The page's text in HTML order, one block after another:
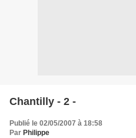
Chantilly - 2 -
Publié le 02/05/2007 à 18:58
Par Philippe